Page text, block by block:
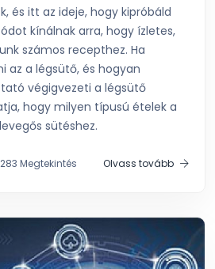
és itt az ideje, hogy kipróbáld
kínálnak arra, hogy ízletes,
számos recepthez. Ha
az a légsütő, és hogyan
végigvezeti a légsütő
hogy milyen típusú ételek a
sütéshez.
Megtekintés Olvass tovább